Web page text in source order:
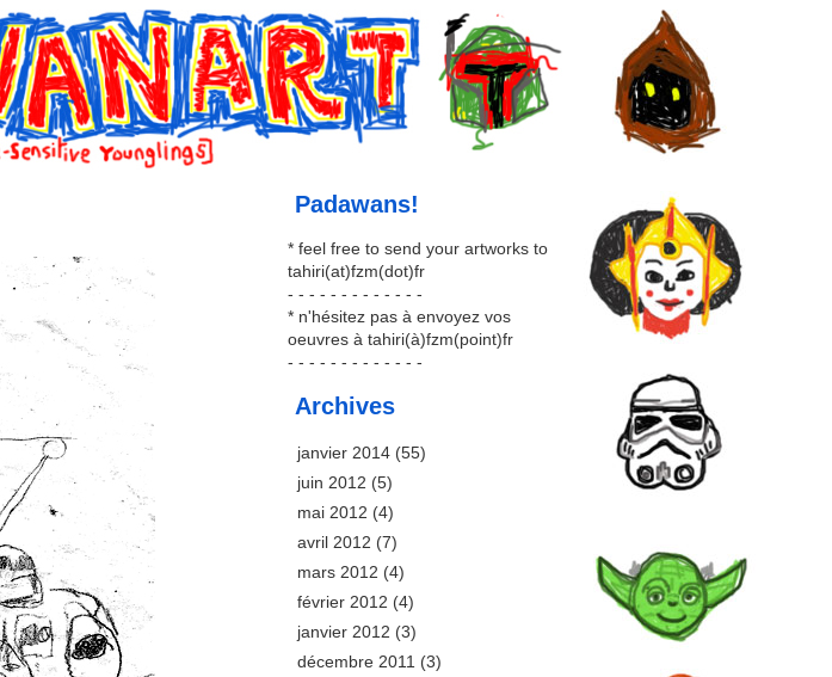
Padawans!
* feel free to send your artworks to
tahiri(at)fzm(dot)fr
- - - - - - - - - - - - -
* n'hésitez pas à envoyez vos
oeuvres à tahiri(à)fzm(point)fr
- - - - - - - - - - - - -
Archives
janvier 2014 (55)
juin 2012 (5)
mai 2012 (4)
avril 2012 (7)
mars 2012 (4)
février 2012 (4)
janvier 2012 (3)
décembre 2011 (3)